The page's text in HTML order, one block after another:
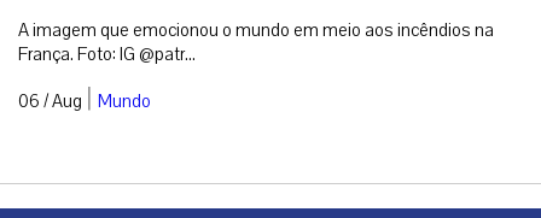
A imagem que emocionou o mundo em meio aos incêndios na
França. Foto: IG @patr...
06 / Aug | Mundo